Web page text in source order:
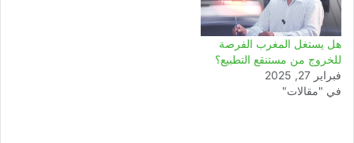
هل يستغل المغرب الفرصة
للخروج من مستنقع التطبيع؟
فبراير 27, 2025
في "مقالات"